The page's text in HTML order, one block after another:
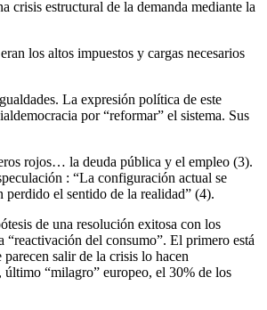
crisis estructural de la demanda mediante la
los altos impuestos y cargas necesarios
La expresión política de este
por “reformar” el sistema. Sus
rojos… la deuda pública y el empleo (3).
: “La configuración actual se
perdido el sentido de la realidad” (4).
de una resolución exitosa con los
“reactivación del consumo”. El primero está
salir de la crisis lo hacen
último “milagro” europeo, el 30% de los